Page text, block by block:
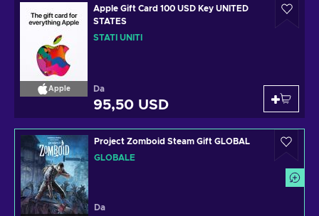
Apple
Apple Gift Card 100 USD Key UNITED
STATES
STATI UNITI
Da
95,50 USD
Project Zomboid Steam Gift GLOBAL
GLOBALE
Da